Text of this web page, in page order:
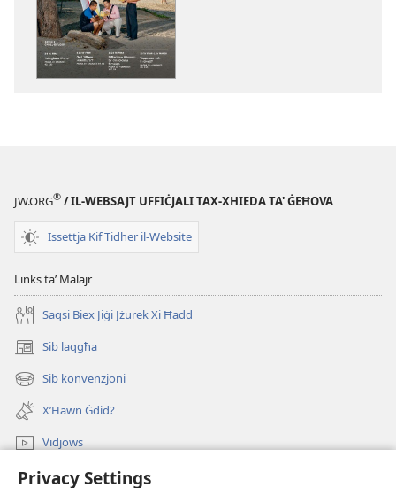
Privacy Settings
EDIZZJONI
JW.ORG® / IL-WEBSAJT UFFIĊJALI TAX-XHIEDA TA' ĠEĦOVA
Issettja Kif Tidher il-Website
Links taʼ Malajr
Saqsi Biex Jiġi Jżurek Xi Ħadd
Sib laqgħa
(opens
new
window)
Sib konvenzjoni
(opens
new
window)
X’Hawn Ġdid?
Vidjows
Fittex f’JW.ORG